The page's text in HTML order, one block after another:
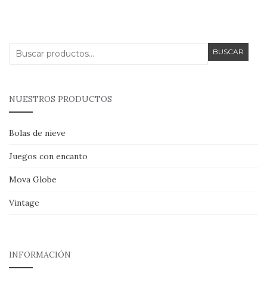
Buscar
BUSCAR
NUESTROS PRODUCTOS
Bolas de nieve
Juegos con encanto
Mova Globe
Vintage
INFORMACIÓN